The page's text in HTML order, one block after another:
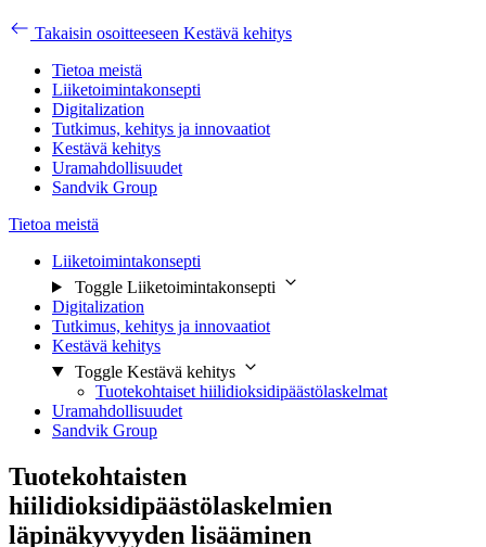
Takaisin osoitteeseen Kestävä kehitys
Tietoa meistä
Liiketoimintakonsepti
Digitalization
Tutkimus, kehitys ja innovaatiot
Kestävä kehitys
Uramahdollisuudet
Sandvik Group
Tietoa meistä
Liiketoimintakonsepti
Toggle Liiketoimintakonsepti
Digitalization
Tutkimus, kehitys ja innovaatiot
Kestävä kehitys
Toggle Kestävä kehitys
Tuotekohtaiset hiilidioksidipäästölaskelmat
Uramahdollisuudet
Sandvik Group
Tuotekohtaisten
hiilidioksidipäästölaskelmien
läpinäkyvyyden lisääminen